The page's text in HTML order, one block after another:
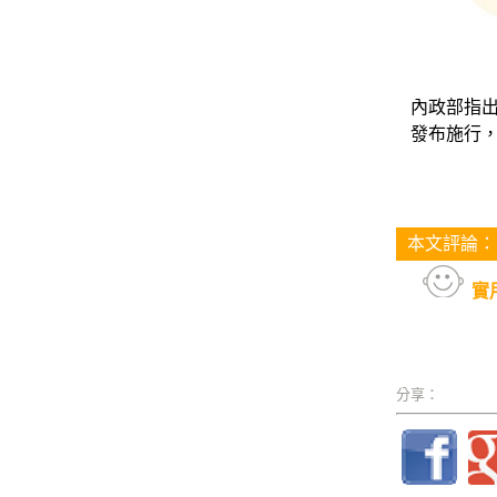
內政部指
發布施行
本文評論：
實
分享：